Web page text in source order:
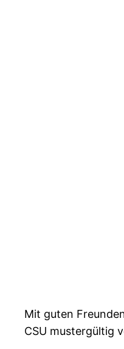
Mit guten
CSU mustergültig